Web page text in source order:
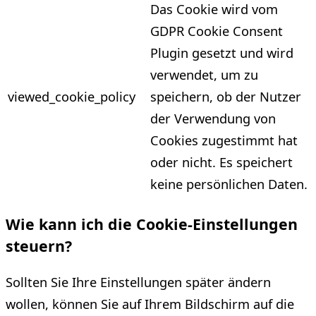
viewed_cookie_policy
Das Cookie wird vom
GDPR Cookie Consent
Plugin gesetzt und wird
verwendet, um zu
speichern, ob der Nutzer
der Verwendung von
Cookies zugestimmt hat
oder nicht. Es speichert
keine persönlichen Daten.
Wie kann ich die Cookie-Einstellungen
steuern?
Sollten Sie Ihre Einstellungen später ändern
wollen, können Sie auf Ihrem Bildschirm auf die